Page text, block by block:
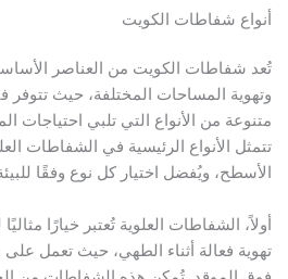
شفاطات الكويت
شفاطات الكويت من العناصر الأساسية
المساحات المختلفة، حيث تتوفر في
من الأنواع التي تلبي احتياجات
الأنواع الرئيسية في الشفاطات العلوية،
ويُفضل اختيار كل نوع وفقًا للبيئة
الشفاطات العلوية تُعتبر خيارًا مثاليًا
فعالة أثناء الطهي، حيث تعمل على سحب